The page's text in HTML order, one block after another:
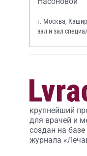
г. Москва,
зал и зал
крупнейший
для врачей и
создан на
журнала